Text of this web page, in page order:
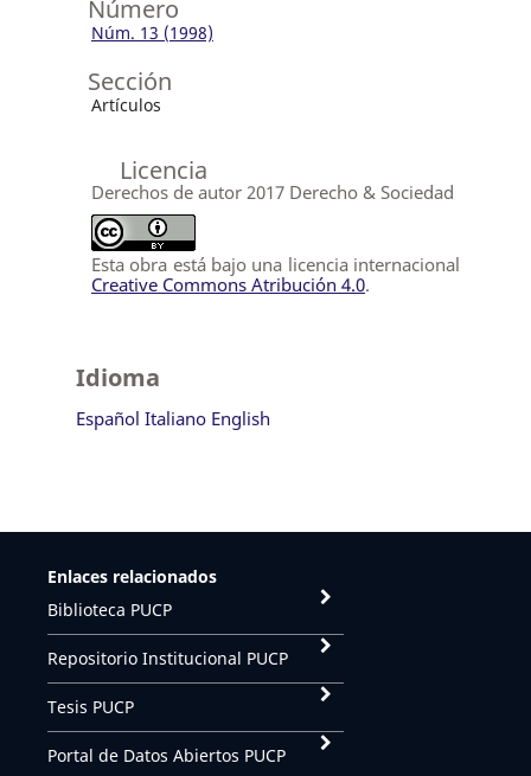
Número
Núm. 13 (1998)
Sección
Artículos
Licencia
Derechos de autor 2017 Derecho & Sociedad
Esta obra está bajo una licencia internacional
Creative Commons Atribución 4.0.
Idioma
Español Italiano English
Enlaces relacionados
Biblioteca PUCP
Repositorio Institucional PUCP
Tesis PUCP
Portal de Datos Abiertos PUCP